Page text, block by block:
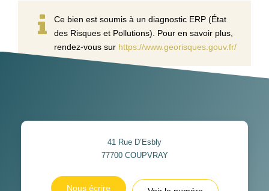
Ce bien est soumis à un diagnostic ERP (État
des Risques et Pollutions). Pour en savoir plus,
rendez-vous sur https://www.georisques.gouv.fr/
41 Rue D’Esbly
77700 COUPVRAY
Nous écrire